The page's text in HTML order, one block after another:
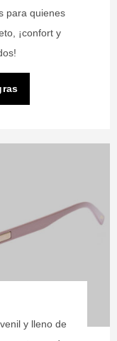
para quienes
¡confort y
y lleno de